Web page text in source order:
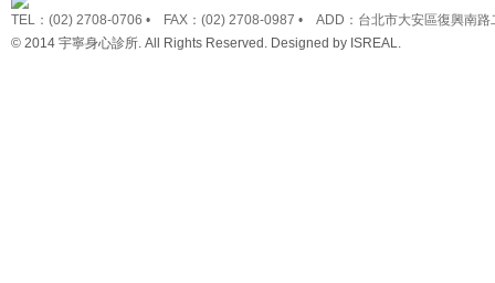
TEL：(02) 2708-0706 • FAX：(02) 2708-0987 • ADD：台北市大安區復興南
© 2014 宇寧身心診所. All Rights Reserved. Designed by ISREAL.